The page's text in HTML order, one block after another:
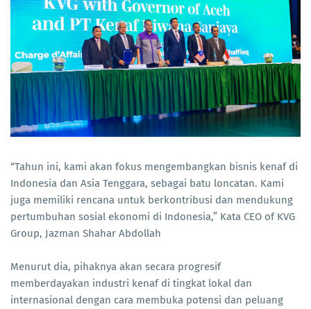
“Tahun ini, kami akan fokus mengembangkan bisnis kenaf di
Indonesia dan Asia Tenggara, sebagai batu loncatan. Kami
juga memiliki rencana untuk berkontribusi dan mendukung
pertumbuhan sosial ekonomi di Indonesia,” Kata CEO of KVG
Group, Jazman Shahar Abdollah
Menurut dia, pihaknya akan secara progresif
memberdayakan industri kenaf di tingkat lokal dan
internasional dengan cara membuka potensi dan peluang